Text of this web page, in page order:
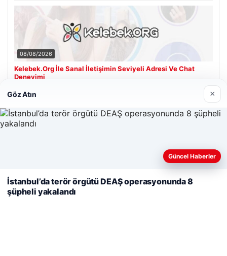
08/08/2026
Kelebek.Org İle Sanal İletişimin Seviyeli Adresi Ve Chat
Deneyimi
Son Eklenen Firmalar
Web sitemizi nasıl kullandığınızı daha iyi anlayabilmek,
kullanıyoruz. Çerez Politikamız
Reddet Kabul Et
Göz Atın ×
Güncel Haberler
İstanbul’da terör örgütü DEAŞ operasyonunda 8
şüpheli yakalandı